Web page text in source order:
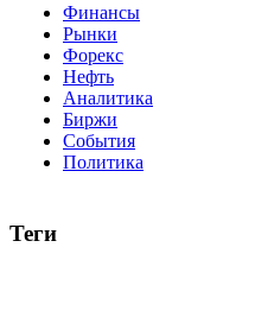
Финансы
Рынки
Форекс
Нефть
Аналитика
Биржи
События
Политика
Теги